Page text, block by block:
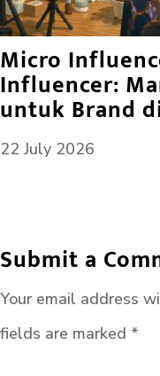
Micro
Influencer:
untuk Brand
22 July 2026
Submit a
Your email address
fields are marked *